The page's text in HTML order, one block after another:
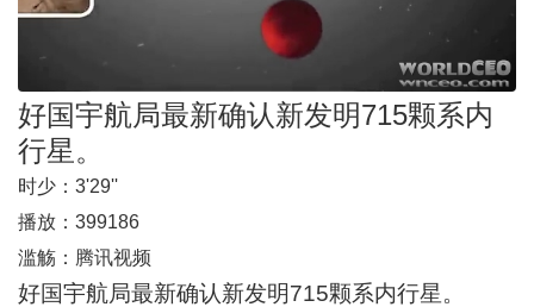
好国宇航局最新确认新发明715颗系内
行星。
时少： 3'29''
播放： 399186
滥觞： 腾讯视频
好国宇航局最新确认新发明715颗系内行星。